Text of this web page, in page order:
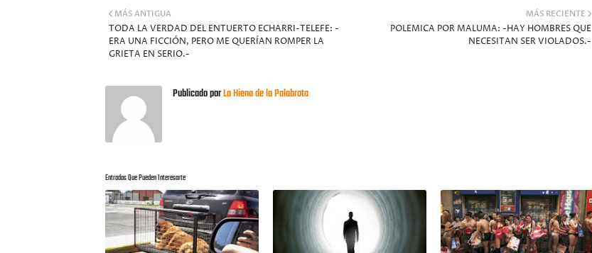
MÁS RECIENTE
POLEMICA POR MALUMA: -HAY HOMBRES QUE
NECESITAN SER VIOLADOS.-
MÁS ANTIGUA
TODA LA VERDAD DEL ENTUERTO ECHARRI-TELEFE: -
ERA UNA FICCIÓN, PERO ME QUERÍAN ROMPER LA
GRIETA EN SERIO.-
Publicado porLa Hiena de la Palabrota
Entradas Que Pueden Interesarte